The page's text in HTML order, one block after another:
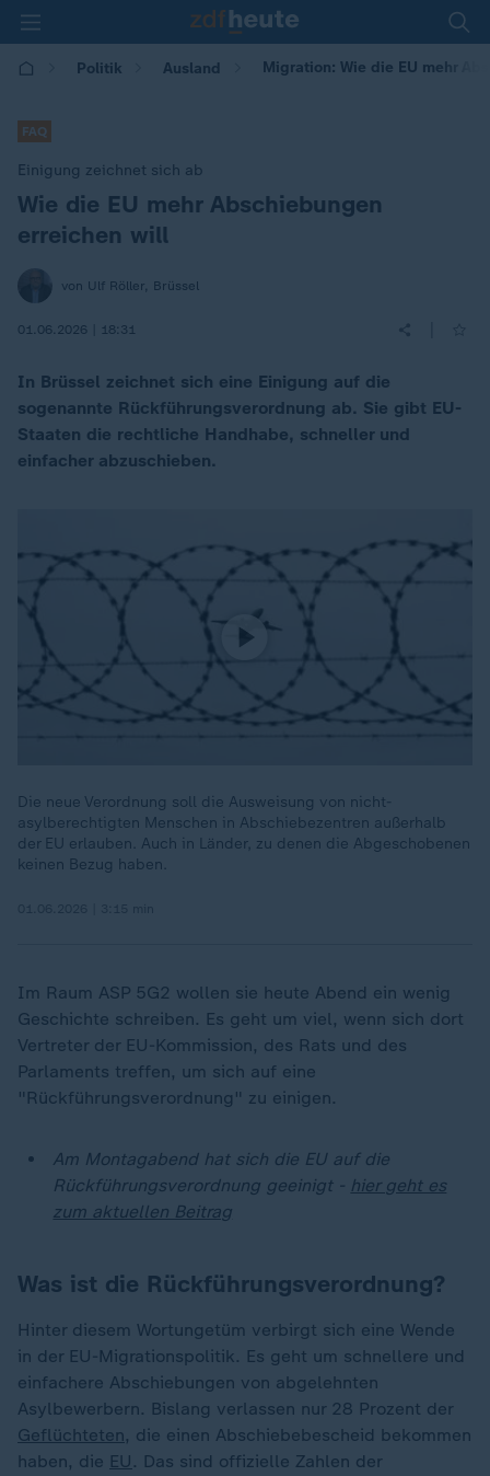
Politik Ausland Migration: Wie die EU mehr
FAQ
Einigung zeichnet sich ab
:
Wie die EU mehr Abschiebungen
erreichen will
von Ulf Röller, Brüssel
01.06.2026 | 18:31
In Brüssel zeichnet sich eine Einigung auf die
sogenannte Rückführungsverordnung ab. Sie gibt EU-
Staaten die rechtliche Handhabe, schneller und
einfacher abzuschieben.
Die neue Verordnung soll die Ausweisung von nicht-
asylberechtigten Menschen in Abschiebezentren außerhalb
der EU erlauben. Auch in Länder, zu denen die Abgeschobenen
keinen Bezug haben.
Im Raum ASP 5G2 wollen sie heute Abend ein wenig
Geschichte schreiben. Es geht um viel, wenn sich dort
Vertreter der EU-Kommission, des Rats und des
Parlaments treffen, um sich auf eine
"Rückführungsverordnung" zu einigen.
Am Montagabend hat sich die EU auf die
Rückführungsverordnung geeinigt - hier geht es
zum aktuellen Beitrag
Was ist die Rückführungsverordnung?
Hinter diesem Wortungetüm verbirgt sich eine Wende
in der EU-Migrationspolitik. Es geht um schnellere und
einfachere Abschiebungen von abgelehnten
Asylbewerbern. Bislang verlassen nur 28 Prozent der
Geflüchteten, die einen Abschiebebescheid bekommen
haben, die EU . Das sind offizielle Zahlen der